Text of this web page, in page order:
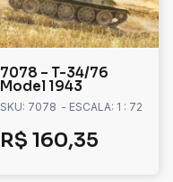
7078 – T-34/76
Model 1943
SKU: 7078 - ESCALA: 1 : 72
R$ 160,35